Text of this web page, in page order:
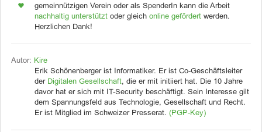
gemeinnützigen Verein oder als SpenderIn kann die Arbeit
nachhaltig unterstützt oder gleich online gefördert werden.
Herzlichen Dank!
Autor: Kire
Erik Schönenberger ist Informatiker. Er ist Co-Geschäftsleiter
der Digitalen Gesellschaft, die er mit initiiert hat. Die 10 Jahre
davor hat er sich mit IT-Security beschäftigt. Sein Interesse gilt
dem Spannungsfeld aus Technologie, Gesellschaft und Recht.
Er ist Mitglied im Schweizer Presserat. (PGP-Key)